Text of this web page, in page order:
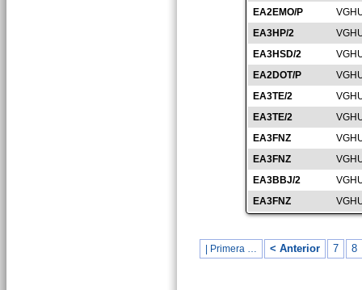
EA2EMO/P
EA3HP/2
EA3HSD/2
EA2DOT/P
EA3TE/2
EA3TE/2
EA3FNZ
EA3FNZ
EA3BBJ/2
EA3FNZ
| Primera … < Anterior 7 8